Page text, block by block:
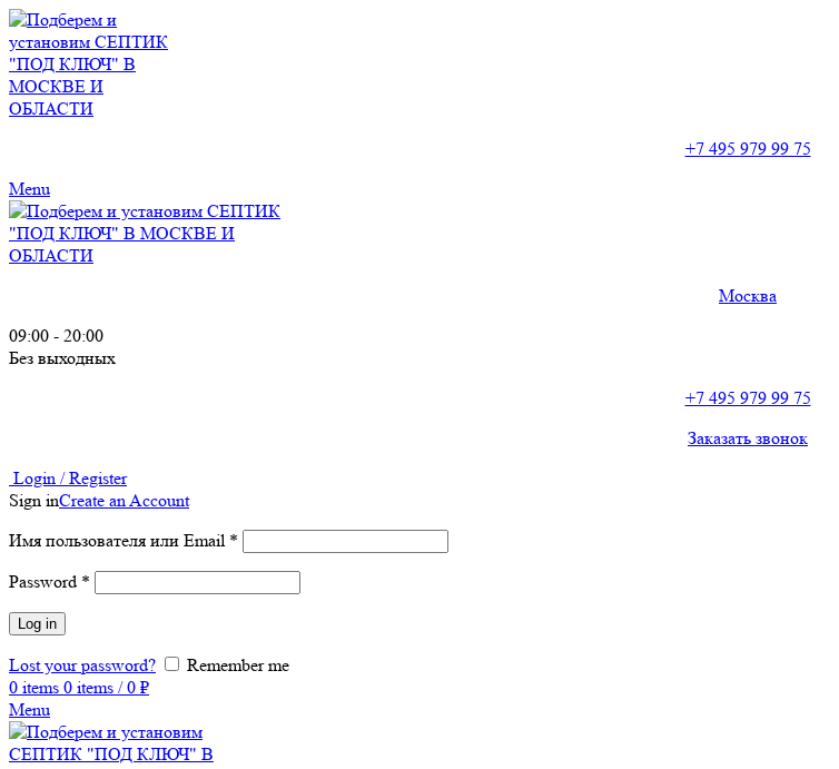
+7 495 979 99 75
Menu
Москва
09:00 - 20:00
Без выходных
+7 495 979 99 75
Заказать звонок
Login / Register
Sign inCreate an Account
Имя пользователя или Email *
Password *
Log in
Lost your password?
Remember me
0 items 0 items / 0 ₽
Menu